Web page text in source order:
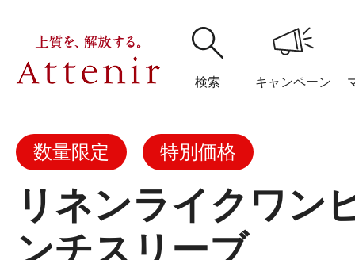
検索 キャンペーン
購入履歴
数量限定 特別価格
リネンライクワ
ンチスリーブ